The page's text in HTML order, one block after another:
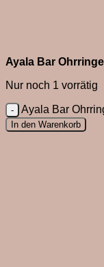
Ayala Bar
Nur noch 1 vorrätig
Ayala Bar
In den Warenkorb